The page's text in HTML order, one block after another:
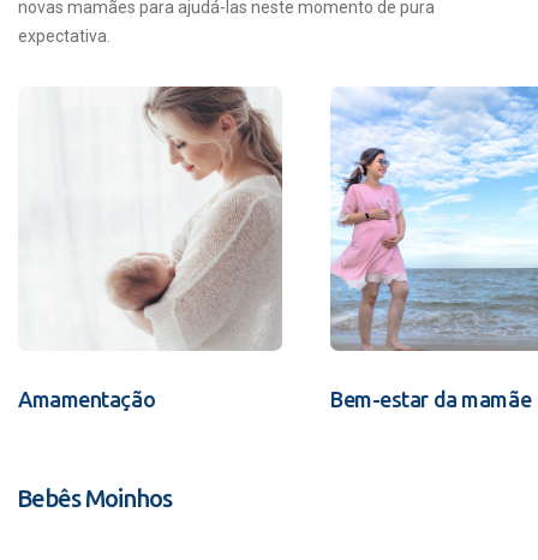
novas mamães para ajudá-las neste momento de pura
expectativa.
Amamentação Bem-estar da mamãe
Bebês Moinhos